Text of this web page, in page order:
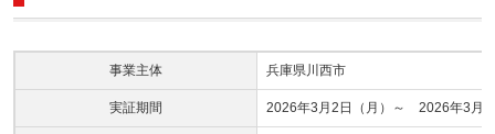
事業主体 兵庫県川西市
実証期間 2026年3月2日（月）～ 2026年3月